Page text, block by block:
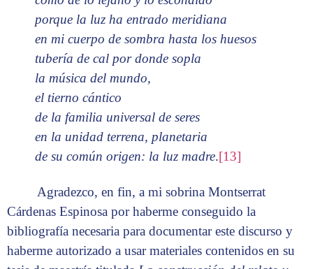
porque la luz ha entrado meridiana
en mi cuerpo de sombra hasta los huesos
tubería de cal por donde sopla
la música del mundo,
el tierno cántico
de la familia universal de seres
en la unidad terrena, planetaria
de su común origen: la luz madre.[13]
Agradezco, en fin, a mi sobrina Montserrat
Cárdenas Espinosa por haberme conseguido la
bibliografía necesaria para documentar este discurso y
haberme autorizado a usar materiales contenidos en su